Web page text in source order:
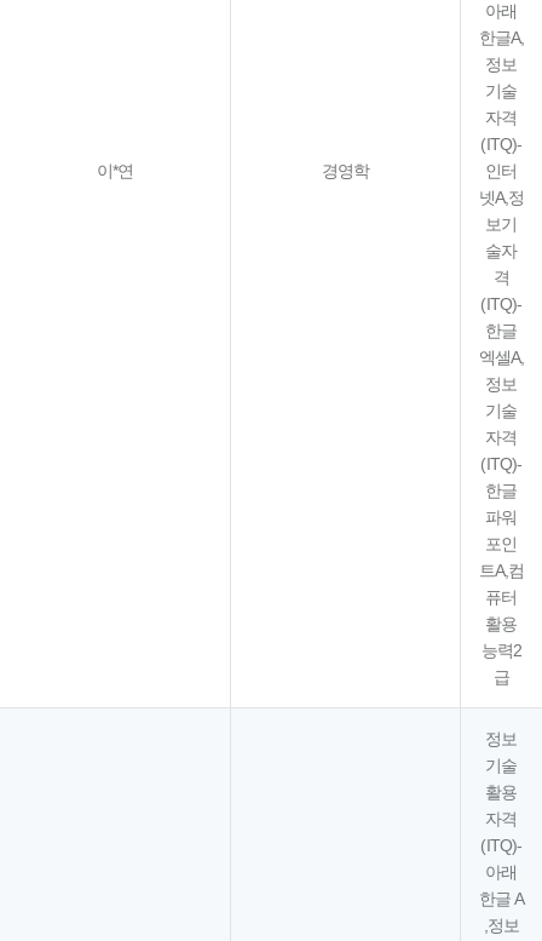
이*연 경영학
아래
한글A,
정보
기술
자격
(ITQ)-
인터
넷A,정
보기
술자
격
(ITQ)-
한글
엑셀A,
정보
기술
자격
(ITQ)-
한글
파워
포인
트A,컴
퓨터
활용
능력2
급
정보
기술
활용
자격
(ITQ)-
아래
한글 A
,정보